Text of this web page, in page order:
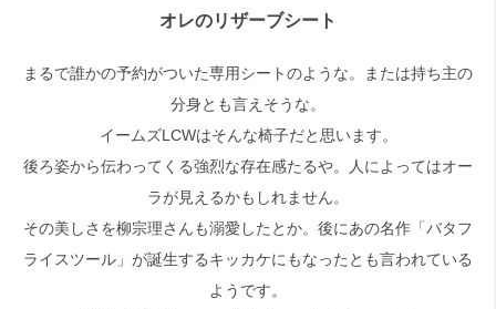
検索
オレのリザーブシート
まるで誰かの予約がついた専用シートのような。または持ち主の
分身とも言えそうな。
イームズLCWはそんな椅子だと思います。
後ろ姿から伝わってくる強烈な存在感たるや。人によってはオー
ラが見えるかもしれません。
その美しさを柳宗理さんも溺愛したとか。後にあの名作「バタフ
ライスツール」が誕生するキッカケにもなったとも言われている
ようです。